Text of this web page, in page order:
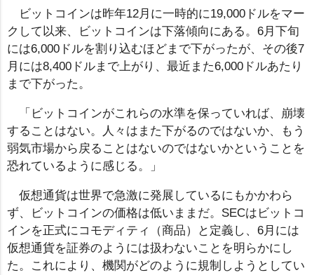
ビットコインは昨年12月に一時的に19,000ドルをマー
クして以来、ビットコインは下落傾向にある。6月下旬
には6,000ドルを割り込むほどまで下がったが、その後7
月には8,400ドルまで上がり、最近また6,000ドルあたり
まで下がった。
「ビットコインがこれらの水準を保っていれば、崩壊
することはない。人々はまた下がるのではないか、もう
弱気市場から戻ることはないのではないかということを
恐れているように感じる。」
仮想通貨は世界で急激に発展しているにもかかわら
ず、ビットコインの価格は低いままだ。SECはビットコ
インを正式にコモディティ（商品）と定義し、6月には
仮想通貨を証券のようには扱わないことを明らかにし
た。これにより、機関がどのように規制しようとしてい